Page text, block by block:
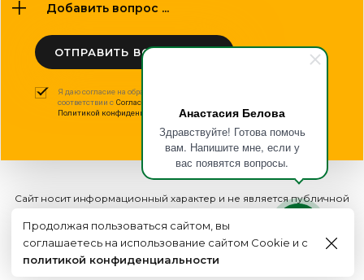
Анастасия Белова
Здравствуйте! Готова помочь
вам. Напишите мне, если у
вас появятся вопросы.
Добавить вопрос ...
ОТПРАВИТЬ ВОПРОС
Я даю согласие на обработку моих персональных данных в
соответствии с Согласием на обработку персональных данных
Политикой конфиденциальности.
Сайт носит информационный характер и не является публичной
2015 - 2026г. © ООО "Оптполиграф".
Создание сайта
Продолжая пользоваться сайтом, вы
соглашаетесь на использование сайтом Cookie и с
политикой конфиденциальности